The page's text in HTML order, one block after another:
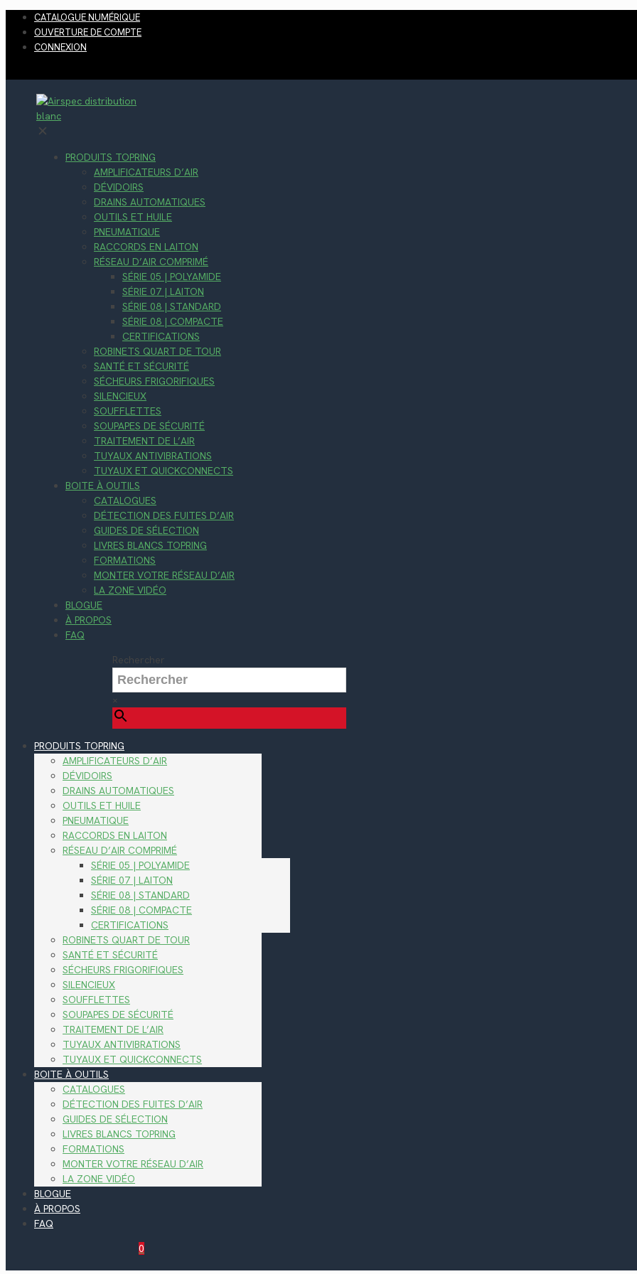
CATALOGUE NUMÉRIQUE
OUVERTURE DE COMPTE
CONNEXION
✕
PRODUITS TOPRING
AMPLIFICATEURS D’AIR
DÉVIDOIRS
DRAINS AUTOMATIQUES
OUTILS ET HUILE
PNEUMATIQUE
RACCORDS EN LAITON
RÉSEAU D’AIR COMPRIMÉ
SÉRIE 05 | POLYAMIDE
SÉRIE 07 | LAITON
SÉRIE 08 | STANDARD
SÉRIE 08 | COMPACTE
CERTIFICATIONS
ROBINETS QUART DE TOUR
SANTÉ ET SÉCURITÉ
SÉCHEURS FRIGORIFIQUES
SILENCIEUX
SOUFFLETTES
SOUPAPES DE SÉCURITÉ
TRAITEMENT DE L’AIR
TUYAUX ANTIVIBRATIONS
TUYAUX ET QUICKCONNECTS
BOITE À OUTILS
CATALOGUES
DÉTECTION DES FUITES D’AIR
GUIDES DE SÉLECTION
LIVRES BLANCS TOPRING
FORMATIONS
MONTER VOTRE RÉSEAU D’AIR
LA ZONE VIDÉO
BLOGUE
À PROPOS
FAQ
Rechercher
×
PRODUITS TOPRING
AMPLIFICATEURS D’AIR
DÉVIDOIRS
DRAINS AUTOMATIQUES
OUTILS ET HUILE
PNEUMATIQUE
RACCORDS EN LAITON
RÉSEAU D’AIR COMPRIMÉ
SÉRIE 05 | POLYAMIDE
SÉRIE 07 | LAITON
SÉRIE 08 | STANDARD
SÉRIE 08 | COMPACTE
CERTIFICATIONS
ROBINETS QUART DE TOUR
SANTÉ ET SÉCURITÉ
SÉCHEURS FRIGORIFIQUES
SILENCIEUX
SOUFFLETTES
SOUPAPES DE SÉCURITÉ
TRAITEMENT DE L’AIR
TUYAUX ANTIVIBRATIONS
TUYAUX ET QUICKCONNECTS
BOITE À OUTILS
CATALOGUES
DÉTECTION DES FUITES D’AIR
GUIDES DE SÉLECTION
LIVRES BLANCS TOPRING
FORMATIONS
MONTER VOTRE RÉSEAU D’AIR
LA ZONE VIDÉO
BLOGUE
À PROPOS
FAQ
0